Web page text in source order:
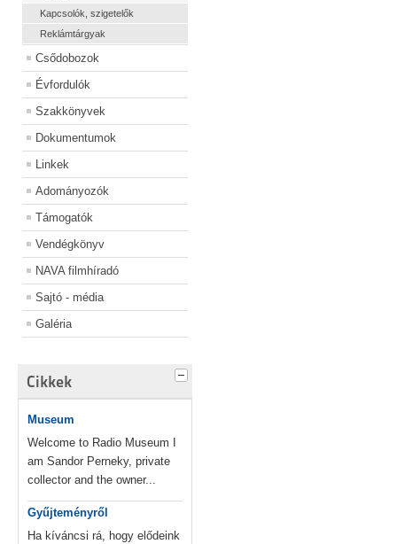
Kapcsolók, szigetelők
Reklámtárgyak
Csődobozok
Évfordulók
Szakkönyvek
Dokumentumok
Linkek
Adományozók
Támogatók
Vendégkönyv
NAVA filmhíradó
Sajtó - média
Galéria
Cikkek
Museum
Welcome to Radio Museum I
am Sandor Perneky, private
collector and the owner...
Gyűjteményről
Ha kíváncsi rá, hogy elődeink